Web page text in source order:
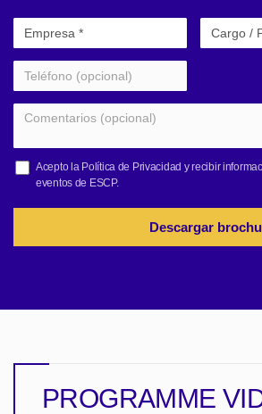
Acepto la Política de Privacidad y recibir
eventos de ESCP.
Descargar
PROGRAMME